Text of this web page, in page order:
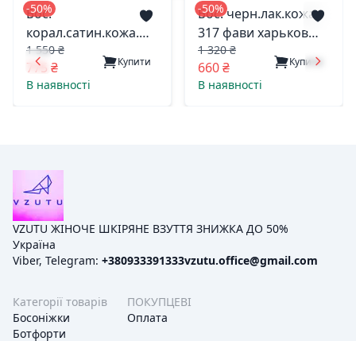
-50%
Бос.
корал.сатин.кожа.
1076 фави харьков
40(р)
1 550 ₴
775 ₴ Купити
В наявності
-50%
Бос. черн.лак.кожа.
317 фави харьков
39(р)
1 320 ₴
660 ₴ Купити
В наявності
VZUTU ЖІНОЧЕ ШКІРЯНЕ ВЗУТТЯ ЗНИЖКА ДО 50%
Україна
Viber, Telegram: +380933391333vzutu.office@gmail.com
Категорії товарів
Босоніжки
Ботфорти
ПОКУПЦЕВІ
Оплата